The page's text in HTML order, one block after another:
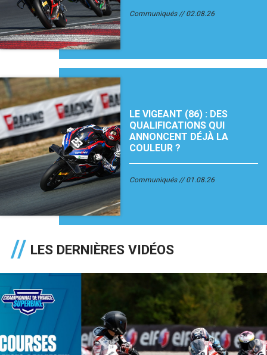
Communiqués 02.08.26
LE VIGEANT (86) : DES
QUALIFICATIONS QUI
ANNONCENT DÉJÀ LA
COULEUR ?
Communiqués 01.08.26
LES DERNIÈRES VIDÉOS